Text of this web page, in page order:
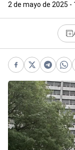
2 de mayo de 2025 -
Facebook
X